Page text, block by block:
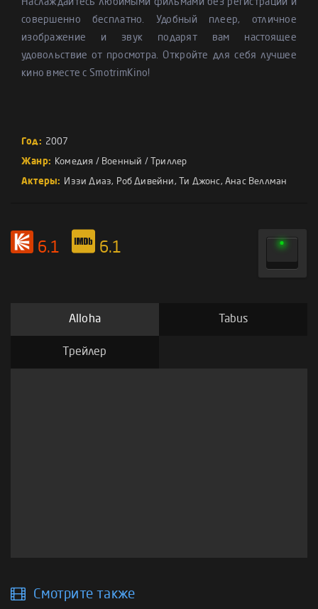
Наслаждайтесь любимыми фильмами без регистрации и
совершенно бесплатно. Удобный плеер, отличное
изображение и звук подарят вам настоящее
удовольствие от просмотра. Откройте для себя лучшее
кино вместе с SmotrimKino!
Год: 2007
Жанр: Комедия / Военный / Триллер
Актеры: Иззи Диаз, Роб Дивейни, Ти Джонс, Анас Веллман
6.1 6.1
Alloha Tabus
Трейлер
Смотрите также